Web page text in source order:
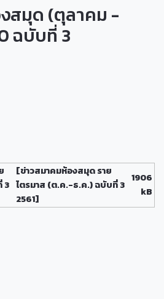
สมุด (ตุลาคม -
ฉบับที่ 3
3
[ข่าวสมาคมห้องสมุด ราย
ไตรมาส (ต.ค.-ธ.ค.) ฉบับที่ 3
2561]
1906
kB